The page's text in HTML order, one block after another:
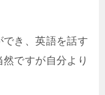
き、英語を話す
ですが自分より